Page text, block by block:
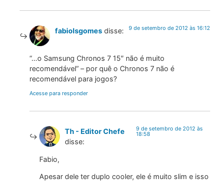
fabiolsgomes disse: 9 de setembro de 2012 às 16:12
“…o Samsung Chronos 7 15″ não é muito
recomendável” – por quê o Chronos 7 não é
recomendável para jogos?
Acesse para responder
Th - Editor Chefe
disse:
9 de setembro de 2012 às
18:58
Fabio,
Apesar dele ter duplo cooler, ele é muito slim e isso